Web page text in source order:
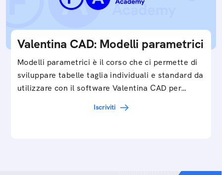
Valentina CAD: Modelli parametrici
Modelli parametrici è il corso che ci permette di
sviluppare tabelle taglia individuali e standard da
utilizzare con il software Valentina CAD per…
Iscriviti